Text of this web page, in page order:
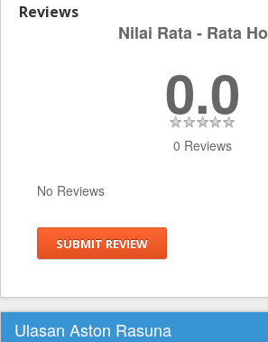
Reviews
Nilai Rata - Rata
0.0
0 Reviews
No Reviews
SUBMIT REVIEW
Ulasan Aston Rasuna